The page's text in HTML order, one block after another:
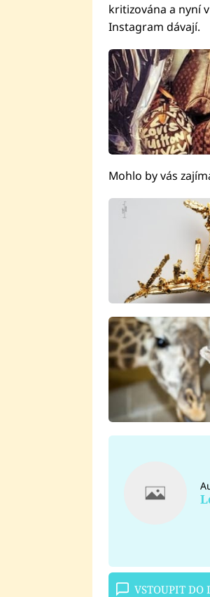
kritizována a nyní
Instagram dávají.
Mohlo by vás
VSTOUPIT DO